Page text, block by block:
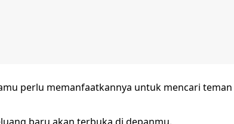
perlu memanfaatkannya untuk mencari teman